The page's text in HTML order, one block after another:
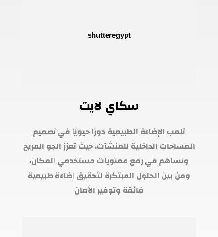
سكاي لايت
تلعب الإضاءة الطبيعية دورًا حيويًا في تصميم
المساحات الداخلية للمنشآت، حيث تعزز الجو المريح
وتساهم في رفع معنويات مستخدمي المكان،
ومن بين الحلول المبتكرة لتحقيق إضاءة طبيعية
فائقة وتوفير الأمان